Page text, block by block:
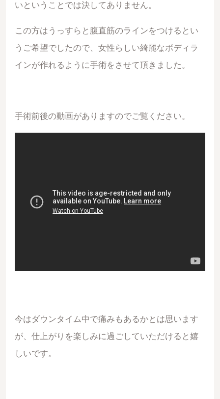
いということでは決してありません。
この方はうっすらと腹直筋のラインをつけるとい
うご希望でしたので、女性らしい綺麗なボディラ
インが作れるように手術をさせて頂きました。
手術前後の動画がありますのでご覧ください。
今はダウンタイム中で痛みもあるかとは思います
が、仕上がりを楽しみに過ごしていただけると嬉
しいです。